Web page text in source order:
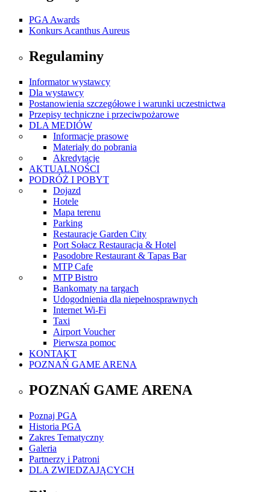
PGA Awards
Konkurs Acanthus Aureus
Regulaminy
Informator wystawcy
Dla wystawcy
Postanowienia szczegółowe i warunki uczestnictwa
Przepisy techniczne i przeciwpożarowe
DLA MEDIÓW
Informacje prasowe
Materiały do pobrania
Akredytacje
AKTUALNOŚCI
PODRÓŻ I POBYT
Dojazd
Hotele
Mapa terenu
Parking
Restauracje Garden City
Port Sołacz Restauracja & Hotel
Pasodobre Restaurant & Tapas Bar
MTP Cafe
MTP Bistro
Bankomaty na targach
Udogodnienia dla niepełnosprawnych
Internet Wi-Fi
Taxi
Airport Voucher
Pierwsza pomoc
KONTAKT
POZNAŃ GAME ARENA
POZNAŃ GAME ARENA
Poznaj PGA
Historia PGA
Zakres Tematyczny
Galeria
Partnerzy i Patroni
DLA ZWIEDZAJĄCYCH